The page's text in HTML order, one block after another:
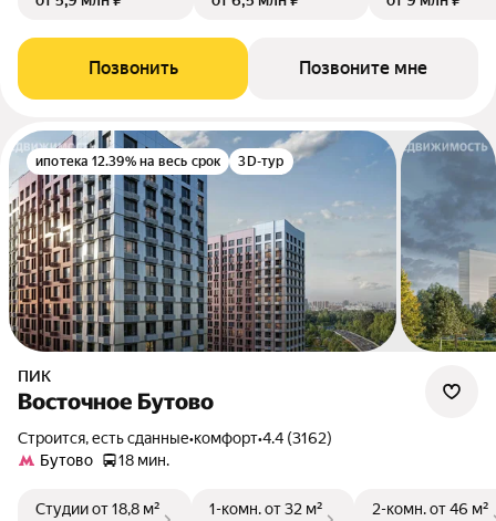
Позвонить Позвоните мне
ипотека 12.39% на весь срок 3D-тур
ПИК
Восточное Бутово
Строится, есть сданные•комфорт•4.4 (3162)
Бутово
18 мин.
Студииот 18,8 м²
1-комн.от 32 м²
2-комн.от 46 м²